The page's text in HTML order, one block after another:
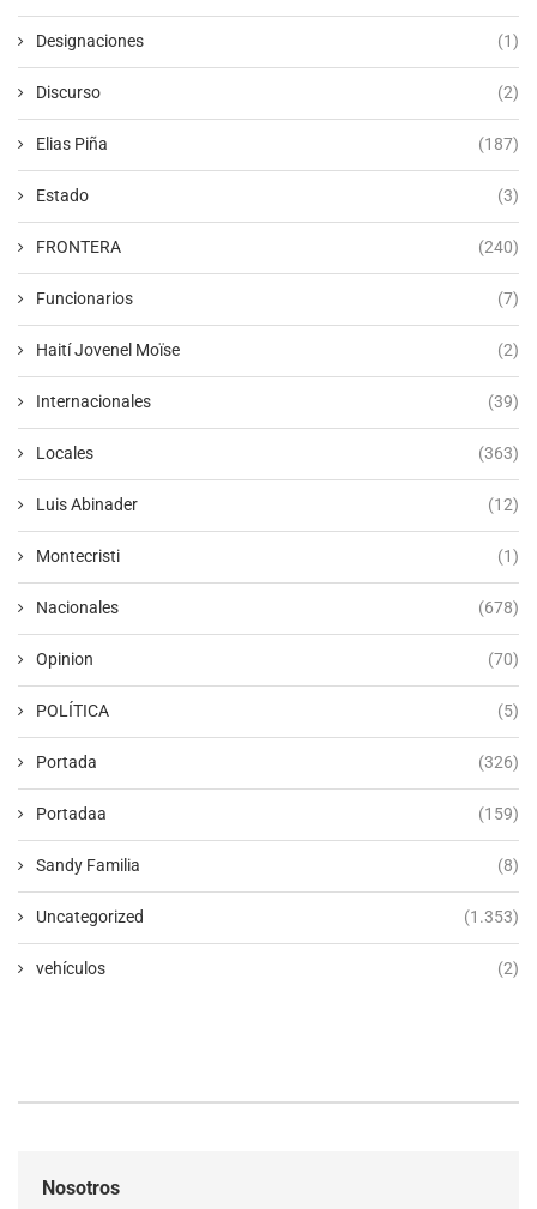
Designaciones (1)
Discurso (2)
Elias Piña (187)
Estado (3)
FRONTERA (240)
Funcionarios (7)
Haití Jovenel Moïse (2)
Internacionales (39)
Locales (363)
Luis Abinader (12)
Montecristi (1)
Nacionales (678)
Opinion (70)
POLÍTICA (5)
Portada (326)
Portadaa (159)
Sandy Familia (8)
Uncategorized (1.353)
vehículos (2)
Nosotros